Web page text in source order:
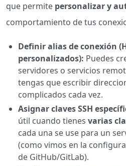
que permite personalizar y
comportamiento de tus
Definir alias de conexión
personalizados): Puedes
servidores o servicios
tengas que escribir
complicados cada vez.
Asignar claves SSH
útil cuando tienes varias
cada una se use para un
(como vimos en la
de GitHub/GitLab).